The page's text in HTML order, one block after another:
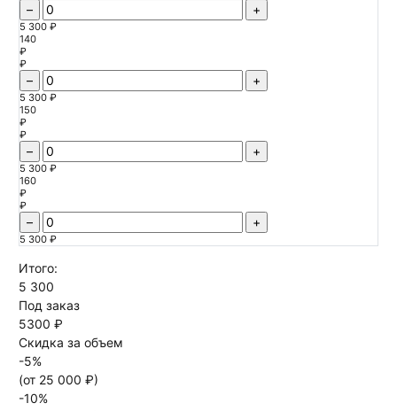
– +
5 300 ₽
140
₽
₽
– +
5 300 ₽
150
₽
₽
– +
5 300 ₽
160
₽
₽
– +
5 300 ₽
Итого:
5 300
Под заказ
5300 ₽
Скидка за объем
-5%
(от 25 000 ₽)
-10%